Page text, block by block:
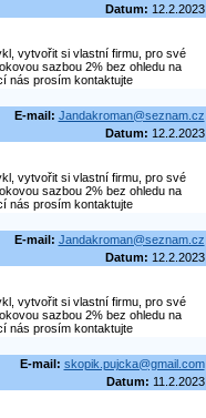
Datum: 12.2.2023
vytvořit si vlastní firmu, pro své
sazbou 2% bez ohledu na
nás prosím kontaktujte
E-mail: Jandakroman@seznam.cz
Datum: 12.2.2023
vytvořit si vlastní firmu, pro své
sazbou 2% bez ohledu na
nás prosím kontaktujte
E-mail: Jandakroman@seznam.cz
Datum: 12.2.2023
vytvořit si vlastní firmu, pro své
sazbou 2% bez ohledu na
nás prosím kontaktujte
E-mail: skopik.pujcka@gmail.com
Datum: 11.2.2023